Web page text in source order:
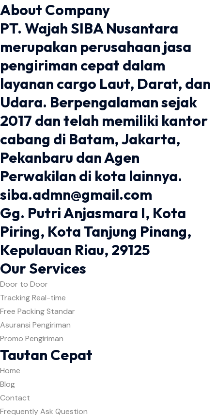
About Company
PT. Wajah SIBA Nusantara
merupakan perusahaan jasa
pengiriman cepat dalam
layanan cargo Laut, Darat, dan
Udara. Berpengalaman sejak
2017 dan telah memiliki kantor
cabang di Batam, Jakarta,
Pekanbaru dan Agen
Perwakilan di kota lainnya.
siba.admn@gmail.com
Gg. Putri Anjasmara I, Kota
Piring, Kota Tanjung Pinang,
Kepulauan Riau, 29125
Our Services
Door to Door
Tracking Real-time
Free Packing Standar
Asuransi Pengiriman
Promo Pengiriman
Tautan Cepat
Home
Blog
Contact
Frequently Ask Question